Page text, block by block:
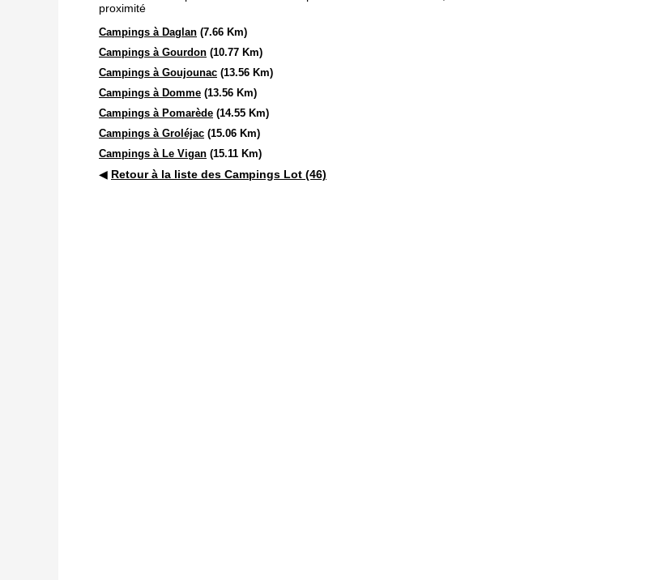
proximité
Campings à Daglan (7.66 Km)
Campings à Gourdon (10.77 Km)
Campings à Goujounac (13.56 Km)
Campings à Domme (13.56 Km)
Campings à Pomarède (14.55 Km)
Campings à Groléjac (15.06 Km)
Campings à Le Vigan (15.11 Km)
◀ Retour à la liste des Campings Lot (46)